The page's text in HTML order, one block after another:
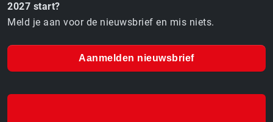
2027 start?
Meld je aan voor de nieuwsbrief en mis niets.
Aanmelden nieuwsbrief